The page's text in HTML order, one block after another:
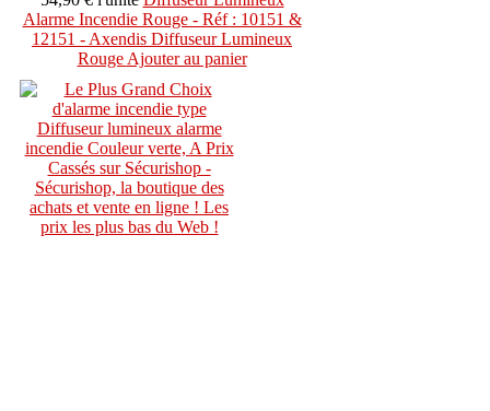
Alarme Incendie Rouge - Réf : 10151 &
12151 - Axendis Diffuseur Lumineux
RougeAjouter au panier